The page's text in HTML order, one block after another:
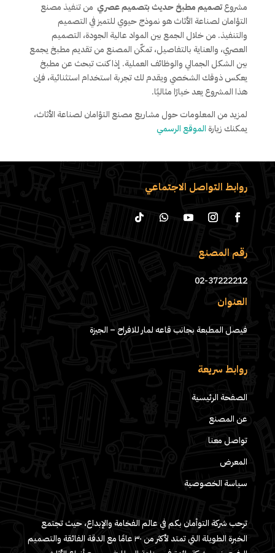
مشروعتصميم مطبخ حديث بتصميم عصري من تنفيذ مصنع
التؤامان لصناعة الأثاث هو نموذج حيوي للتميز في التصميم
والتنفيذ. من خلال الجمع بين المواد عالية الجودة، التصميم
العصري، والعناية بالتفاصيل، تمكّن المصنع من تقديم مطبخ يجمع
بين الشكل الجمالي والوظائف العملية. إذا كنت تبحث عن مطبخ
يعكس ذوقك الشخصي ويقدم لك تجربة استخدام استثنائية، فإن
هذا المشروع يعد خيارًا مثاليًا.
لمزيد من المعلومات حول مشاريع مصنع التؤامان لصناعة الأثاث،
يمكنك زيارة الموقع الرسمي
روابط التواصل الاجتماعي
رقم المصنع
02-37222212
العنوان
فيصل المطبعة بجانب قاعه لمار للافراح – الجيزة
روابط سريعة
الصفحة الرئيسية
عن المصنع
تواصل معنا
المعرض
سياسة الخصوصية
ترحب شركة التوأمان بكم في عالم الفخامة والإبداع، حيث تجتمع
الخبرة الطويلة التي تمتد لأكثر من ٣٠ عامًا مع الدقة الفائقة والتصميم